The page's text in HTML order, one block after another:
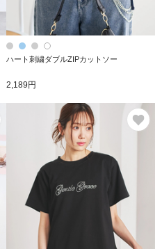
ハート刺繍ダブルZIPカットソー
2,189円